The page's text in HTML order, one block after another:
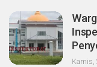
Kamis,